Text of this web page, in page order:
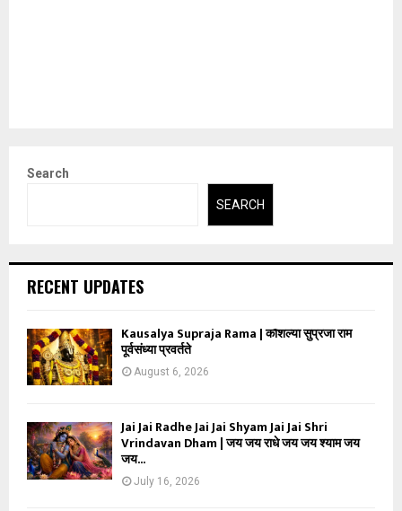
Search
SEARCH
RECENT UPDATES
Kausalya Supraja Rama | कौशल्या सुप्रजा राम
पूर्वसंध्या प्रवर्तते
August 6, 2026
Jai Jai Radhe Jai Jai Shyam Jai Jai Shri
Vrindavan Dham | जय जय राधे जय जय श्याम जय
जय...
July 16, 2026